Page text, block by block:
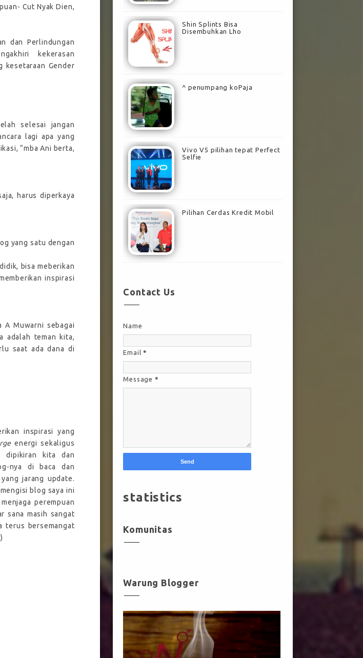
Cut Nyak Dien,
dan Perlindungan
kekerasan
kesetaraan Gender
selesai jangan
lagi apa yang
“mba Ani berta,
harus diperkaya
yang satu dengan
bisa meberikan
inspirasi
A Muwarni sebagai
adalah teman kita,
saat ada dana di
inspirasi yang
energi sekaligus
dipikiran kita dan
nya di baca dan
jarang update.
blog saya ini
perempuan
sana masih sangat
terus bersemangat
Shin Splints Bisa
Disembuhkan Lho
^ penumpang koPaja
Vivo V5 pilihan tepat Perfect
Selfie
Pilihan Cerdas Kredit Mobil
Contact Us
Name
Email*
Message *
statistics
Komunitas
Warung Blogger